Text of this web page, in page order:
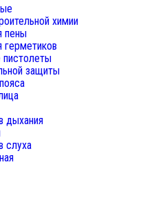
химии
пены
защиты
дыхания
слуха